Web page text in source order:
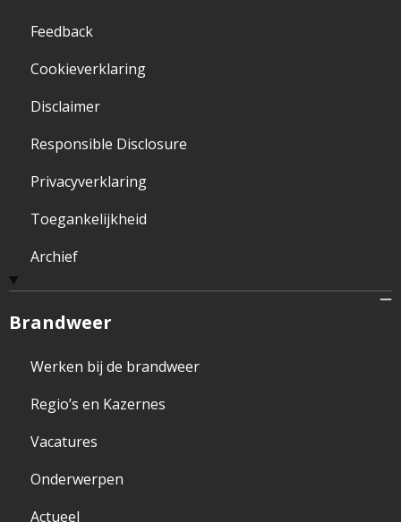
Feedback
Cookieverklaring
Disclaimer
Responsible Disclosure
Privacyverklaring
Toegankelijkheid
Archief
Brandweer
Werken bij de brandweer
Regio’s en Kazernes
Vacatures
Onderwerpen
Actueel